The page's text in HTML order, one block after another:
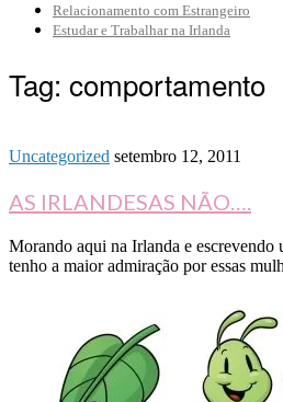
Relacionamento com Estrangeiro
Estudar e Trabalhar na Irlanda
Tag: comportamento
Uncategorized setembro 12, 2011
AS IRLANDESAS NÃO….
Morando aqui na Irlanda e escrevendo
tenho a maior admiração por essas